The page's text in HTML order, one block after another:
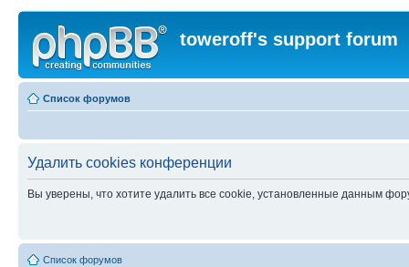
toweroff's support forum
Список форумов
Удалить cookies конференции
Вы уверены, что хотите удалить все cookie, установленные данным
Список форумов